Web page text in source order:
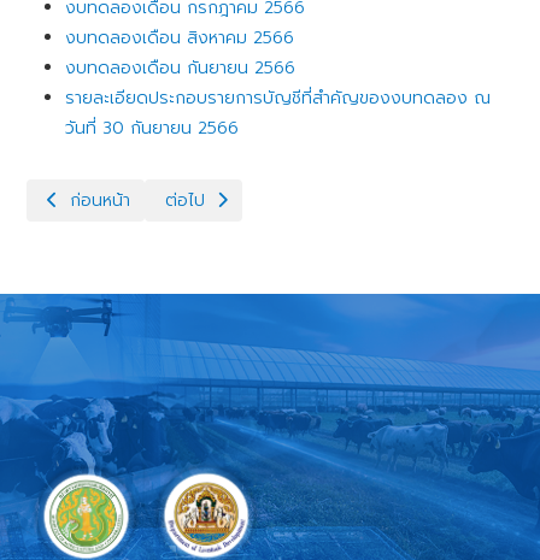
งบทดลองเดือน กรกฎาคม 2566
งบทดลองเดือน สิงหาคม 2566
งบทดลองเดือน กันยายน 2566
รายละเอียดประกอบรายการบัญชีที่สำคัญของงบทดลอง ณ
วันที่ 30 กันยายน 2566
เนื้อหาก่อนหน้า: งบทดลองรายเดือน ประจำปีงบประมาณ 2567
ก่อนหน้า เนื้อหาถัดไป: งบทดลองรายเดือน ประจำปีงบประมา
ต่อไป